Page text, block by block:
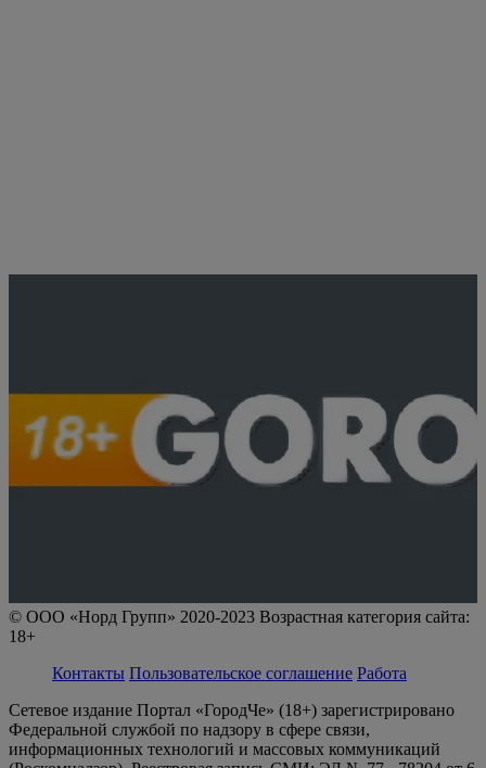
© ООО «Норд Групп» 2020-2023 Возрастная категория сайта:
18+
Контакты Пользовательское соглашение Работа
Сетевое издание Портал «ГородЧе» (18+) зарегистрировано
Федеральной службой по надзору в сфере связи,
информационных технологий и массовых коммуникаций